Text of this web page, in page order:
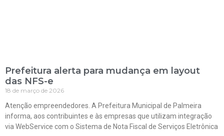
Prefeitura alerta para mudança em layout
das NFS-e
18 de março de 2026
Atenção empreendedores. A Prefeitura Municipal de Palmeira
informa, aos contribuintes e às empresas que utilizam integração
via WebService com o Sistema de Nota Fiscal de Serviços Eletrônica